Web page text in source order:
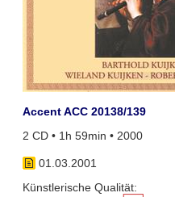
Accent ACC 20138/139
2 CD • 1h 59min • 2000
01.03.2001
Künstlerische Qualität: